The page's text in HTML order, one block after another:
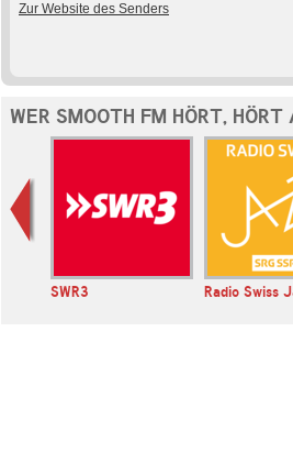
Zur Website des Senders
WER SMOOTH FM HÖRT, HÖRT
SWR3 Radio Swiss